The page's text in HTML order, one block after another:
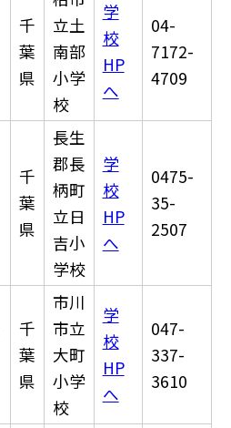
千
葉
県
立土
南部
小学
校
学
校
HP
へ
04-
7172-
4709
千
葉
県
長生
郡長
柄町
立日
吉小
学校
学
校
HP
へ
0475-
35-
2507
千
葉
県
市川
市立
大町
小学
校
学
校
HP
へ
047-
337-
3610